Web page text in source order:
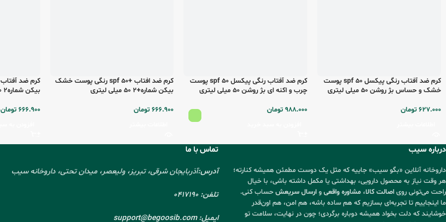
کرم ضد آفتاب رنگی پیکسل spf 50 پوست
خشک و حساس بژ روشن 50 میلی لیتری
627.000 تومان
کرم ضد آفتاب رنگی پیکسل spf 50 پوست
چرب و اکنه ای بژ روشن 50 میلی لیتری
988.000 تومان
کرم ضد افتاب +spf 50 رنگی پوست خشک
بیکن شماره+2 50 میلی لیتری
666.900 تومان
بیکن شماره2 50 میلی لیتری
666.900 تومان
درباره سیب
داروخانه آنلاین «بگو سیب» جاییه که مثل یک دوست مطمئن همیشه کنارته؛
هر وقت نیاز به محصول دارویی، بهداشتی یا مکمل داشته باشی، با خیال
راحت می‌تونی روی اصالت کالا، مشاوره واقعی و ارسال سریعش حساب کنی.
ما اینجاییم تا تجربه‌ای بسازیم که هم ساده باشه، هم امن، هم اون‌قدر
خوشایند که دلت بخواد همیشه دوباره برگردی؛ چون در نهایت، سلامت تو
تماس با ما
آدرس:آذربایجان شرقی، تبریز، ولیعصر، میدان تحتی، داروخانه سیب
تلفن: 0417190
ایمیل: support@begoosib.com